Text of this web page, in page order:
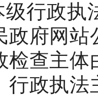
行政执
政府网
检查主
行政执